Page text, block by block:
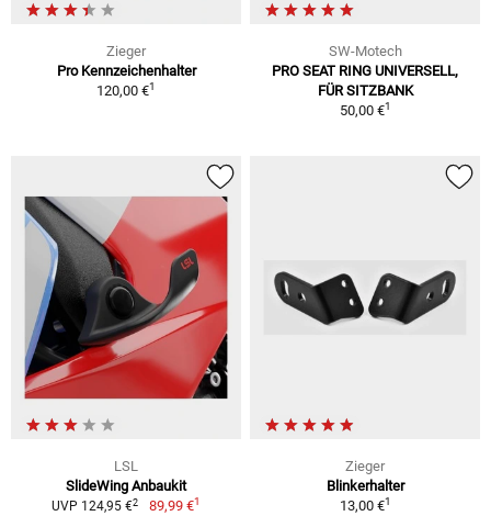
Zieger
Pro Kennzeichenhalter
120,00 €1
SW-Motech
PRO SEAT RING UNIVERSELL,
FÜR SITZBANK
50,00 €1
LSL
SlideWing Anbaukit
UVP 124,95 €2 89,99 €1
Zieger
Blinkerhalter
13,00 €1